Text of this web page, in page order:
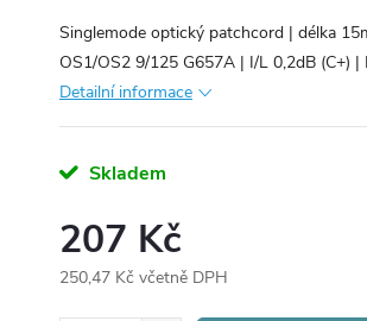
Singlemode optický patchcord | délka
OS1/OS2 9/125 G657A | I/L 0,2dB (C+) |
Detailní informace
Skladem
207 Kč
250,47 Kč včetně DPH